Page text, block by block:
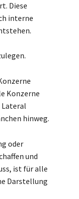
Diese
interne
Konzerne
Lateral
hinweg.
oder
und
ist für alle
Darstellung